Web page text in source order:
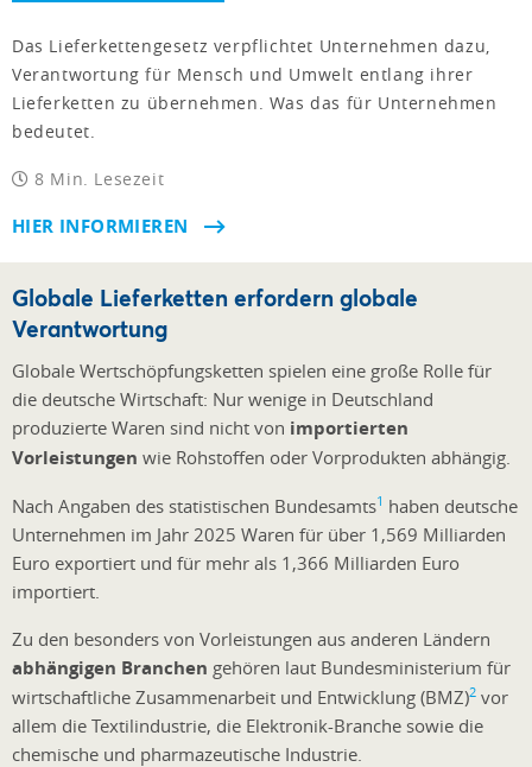
Das Lieferkettengesetz verpflichtet Unternehmen dazu,
Verantwortung für Mensch und Umwelt entlang ihrer
Lieferketten zu übernehmen. Was das für Unternehmen
bedeutet.
8 Min. Lesezeit
HIER INFORMIEREN
Globale Lieferketten erfordern globale
Verantwortung
Globale Wertschöpfungsketten spielen eine große Rolle für
die deutsche Wirtschaft: Nur wenige in Deutschland
produzierte Waren sind nicht von importierten
Vorleistungen wie Rohstoffen oder Vorprodukten abhängig.
Nach Angaben des statistischen Bundesamts1 haben deutsche
Unternehmen im Jahr 2025 Waren für über 1,569 Milliarden
Euro exportiert und für mehr als 1,366 Milliarden Euro
importiert.
Zu den besonders von Vorleistungen aus anderen Ländern
abhängigen Branchen gehören laut Bundesministerium für
wirtschaftliche Zusammenarbeit und Entwicklung (BMZ)2 vor
allem die Textilindustrie, die Elektronik-Branche sowie die
chemische und pharmazeutische Industrie.